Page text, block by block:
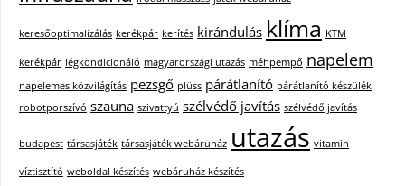
keresőoptimalizálás kerékpár kerítés kirándulás klíma KTM
kerékpár légkondicionáló magyarországi utazás méhpempő napelem
napelemes közvilágítás pezsgő plüss párátlanító párátlanító készülék
robotporszívó szauna szivattyú szélvédő javítás szélvédő javítás
budapest társasjáték társasjáték webáruház utazás vitamin
víztisztító weboldal készítés webáruház készítés